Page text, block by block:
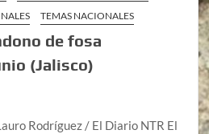
TEMAS NACIONALES
de fosa
(Jalisco)
Rodríguez / El Diario NTR El